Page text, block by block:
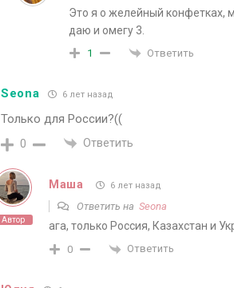
Это я о желейный конфетках,
даю и омегу 3.
1 Ответить
Seona 6 лет назад
Только для России?((
0 Ответить
Автор
Маша 6 лет назад
Ответить на Seona
ага, только Россия, Казахстан и
0 Ответить